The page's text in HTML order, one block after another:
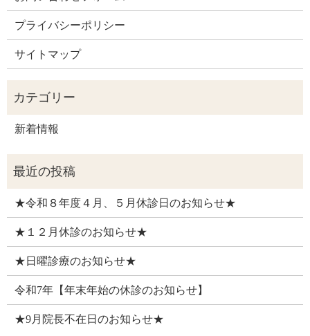
プライバシーポリシー
サイトマップ
新着情報
★令和８年度４月、５月休診日のお知らせ★
★１２月休診のお知らせ★
★日曜診療のお知らせ★
令和7年【年末年始の休診のお知らせ】
★9月院長不在日のお知らせ★